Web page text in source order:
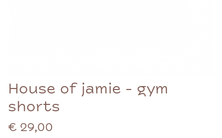
House of jamie - gym
shorts
€ 29,00